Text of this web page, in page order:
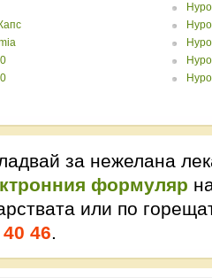
за нежелана
формуляр
или по
46.